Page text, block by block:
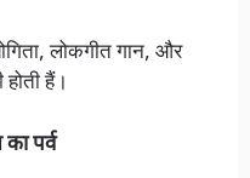
लोकगीत गान, और
हैं।
पर्व